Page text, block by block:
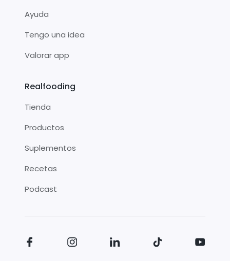
Ayuda
Tengo una idea
Valorar app
Realfooding
Tienda
Productos
Suplementos
Recetas
Podcast